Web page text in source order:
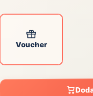
Voucher